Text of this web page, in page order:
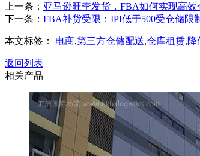
上一条： 亚马逊旺季发货，FBA如何实现高效
下一条： FBA补货受限：IPI低于500受仓储限
本文标签： 电商,第三方仓储配送,仓库租赁,降
返回列表
相关产品